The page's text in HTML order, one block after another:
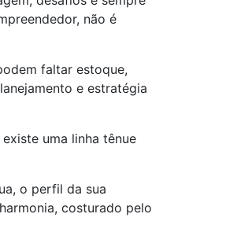
não é
faltar estoque,
e estratégia
uma linha tênue
o perfil da sua
costurado pelo